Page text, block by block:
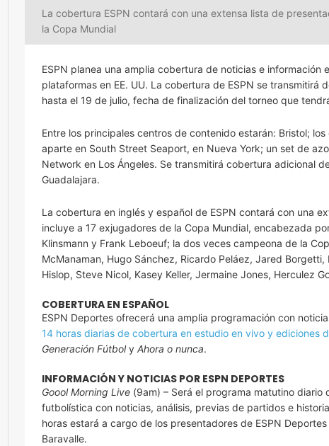
La cobertura ESPN contará con una extensa lista de
la Copa Mundial
ESPN planea una amplia cobertura de noticias e
plataformas en EE. UU. La cobertura de ESPN se
hasta el 19 de julio, fecha de finalización del torneo que
Entre los principales centros de contenido estarán: Bristol;
aparte en South Street Seaport, en Nueva York; un set de
Network en Los Ángeles. Se transmitirá cobertura adicional
Guadalajara.
La cobertura en inglés y español de ESPN contará con una
incluye a 17 exjugadores de la Copa Mundial, encabezada
Klinsmann y Frank Leboeuf; la dos veces campeona de la
McManaman, Hugo Sánchez, Ricardo Peláez, Jared
Hislop, Steve Nicol, Kasey Keller, Jermaine Jones, Herculez
COBERTURA EN ESPAÑOL
ESPN Deportes ofrecerá una amplia programación con
14 horas diarias de cobertura en estudio en vivo y ediciones
Generación Fútboly Ahora o nunca.
INFORMACIÓN Y NOTICIAS POR ESPN DEPORTES
Goool Morning Live (9am) – Será el programa matutino
futbolística con noticias, análisis, previas de partidos e
horas estará a cargo de los presentadores de ESPN
Baravalle.